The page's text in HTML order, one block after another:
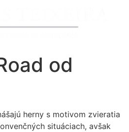
od
herny s motivom zvieratia
situáciach, avšak